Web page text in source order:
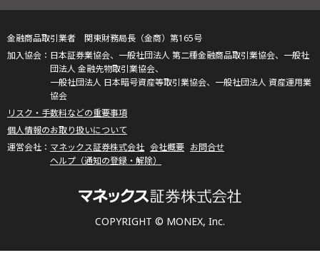
COPYRIGHT © MONEX, Inc.
金融商品取引業者 関東財務局長（金商）第165号
日本証券業協会、一般社団法人 第二種金融商品取引業協会、一般社
団法人 金融先物取引業協会、
一般社団法人 日本暗号資産等取引業協会、一般社団法人 資産運用業
協会
リスク・手数料などの重要事項
個人情報のお取り扱いについて
マネックス証券株式会社 会社概要 お問合せ
ヘルプ（通知の登録・解除）